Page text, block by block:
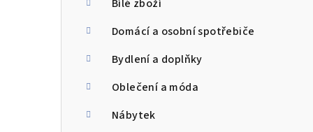
Bílé zboží
Domácí a osobní spotřebiče
Bydlení a doplňky
Oblečení a móda
Nábytek